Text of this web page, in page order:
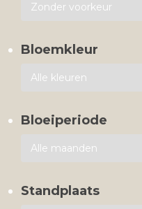
Bloemkleur
Bloeiperiode
Standplaats